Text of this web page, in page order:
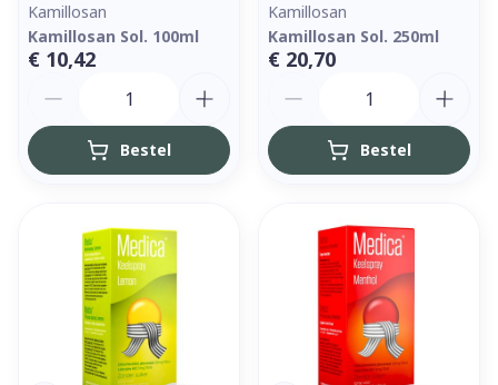
Kamillosan
Kamillosan Sol. 100ml
€ 10,42
Bestel
Kamillosan
Kamillosan Sol. 250ml
€ 20,70
Bestel